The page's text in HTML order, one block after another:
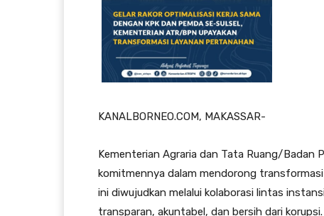
KANALBORNEO.COM, MAKASSAR-
Kementerian Agraria dan Tata Ruang/Badan
komitmennya dalam mendorong
ini diwujudkan melalui kolaborasi lintas
transparan, akuntabel, dan bersih dari korupsi.